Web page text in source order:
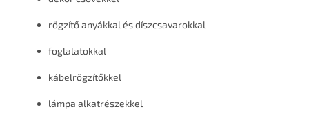
rögzítő anyákkal és díszcsavarokkal
foglalatokkal
kábelrögzítőkkel
lámpa alkatrészekkel